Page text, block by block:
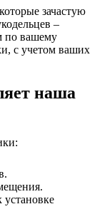
зачастую
–
по вашему
с учетом ваших
наша